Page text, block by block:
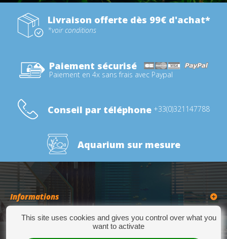
Livraison offerte dès 99€ d'achat*
*voir conditions
Paiement sécurisé
Paiement en 4x sans frais avec Paypal
Conseil par téléphone +33(0)321147788
Aquarium sur mesure
Informations
Catégories
This site uses cookies and gives you control over what you
want to activate